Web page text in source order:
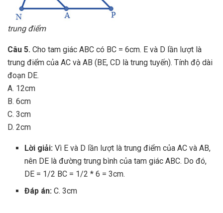
trung điểm
Câu 5. Cho tam giác ABC có BC = 6cm. E và D lần lượt là
trung điểm của AC và AB (BE, CD là trung tuyến). Tính độ dài
đoạn DE.
A. 12cm
B. 6cm
C. 3cm
D. 2cm
Lời giải: Vì E và D lần lượt là trung điểm của AC và AB,
nên DE là đường trung bình của tam giác ABC. Do đó,
DE = 1/2 BC = 1/2 * 6 = 3cm.
Đáp án: C. 3cm